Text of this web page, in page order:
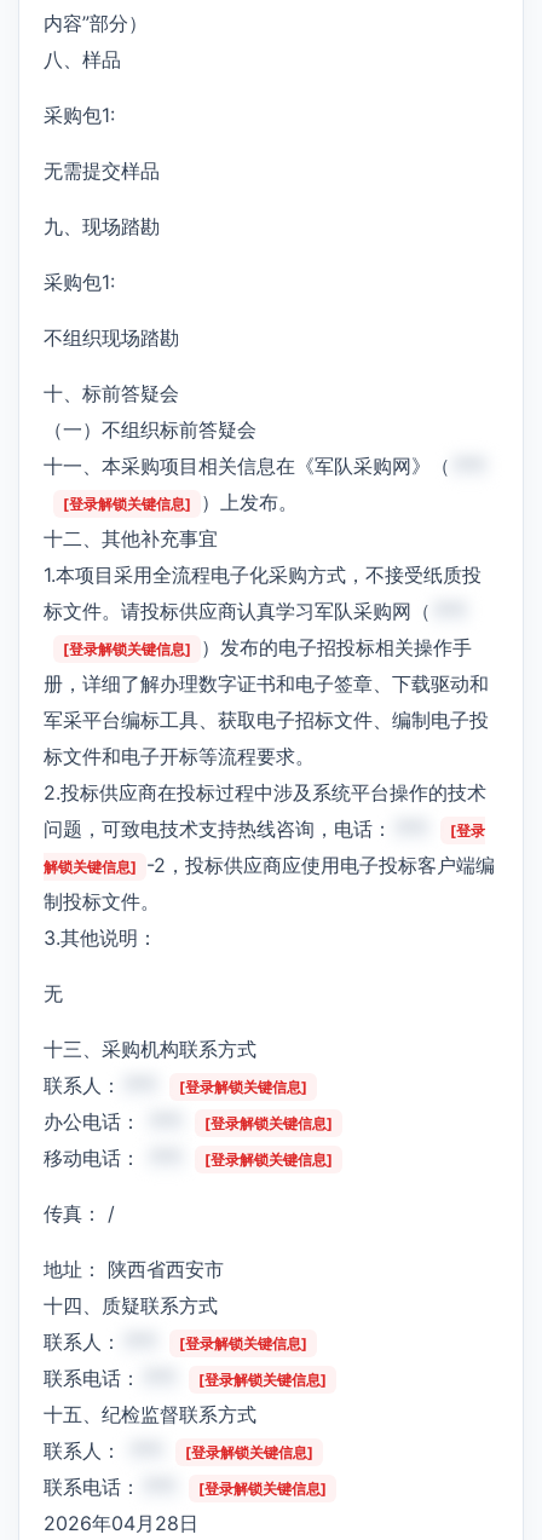
内容”部分）
八、样品
采购包1:
无需提交样品
九、现场踏勘
采购包1:
不组织现场踏勘
十、标前答疑会
（一）不组织标前答疑会
十一、本采购项目相关信息在《军队采购网》（
[登录解锁关键信息]
）上发布。
十二、其他补充事宜
1.本项目采用全流程电子化采购方式，不接受纸质投
标文件。请投标供应商认真学习军队采购网（
[登录解锁关键信息]
）发布的电子招投标相关操作手
册，详细了解办理数字证书和电子签章、下载驱动和
军采平台编标工具、获取电子招标文件、编制电子投
标文件和电子开标等流程要求。
2.投标供应商在投标过程中涉及系统平台操作的技术
问题，可致电技术支持热线咨询，电话：
[登录
解锁关键信息]
-2，投标供应商应使用电子投标客户端编
制投标文件。
3.其他说明：
无
十三、采购机构联系方式
联系人：
[登录解锁关键信息]
办公电话： [登录解锁关键信息]
移动电话： [登录解锁关键信息]
传真： /
地址： 陕西省西安市
十四、质疑联系方式
联系人：
[登录解锁关键信息]
联系电话： [登录解锁关键信息]
十五、纪检监督联系方式
联系人：
[登录解锁关键信息]
联系电话： [登录解锁关键信息]
2026年04月28日